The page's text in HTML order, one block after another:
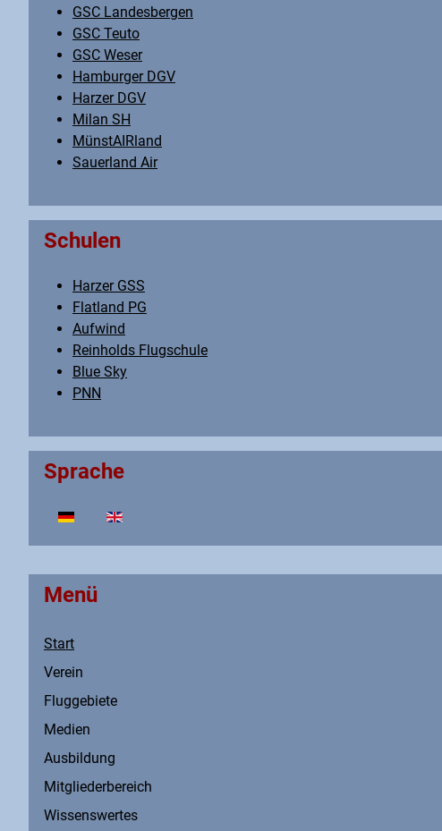
Menü
Start
Verein
Fluggebiete
Medien
Ausbildung
Mitgliederbereich
Wissenswertes
GSC Landesbergen
GSC Teuto
GSC Weser
Hamburger DGV
Harzer DGV
Milan SH
MünstAIRland
Sauerland Air
Schulen
Harzer GSS
Flatland PG
Aufwind
Reinholds Flugschule
Blue Sky
PNN
Sprache
Sprache auswählen